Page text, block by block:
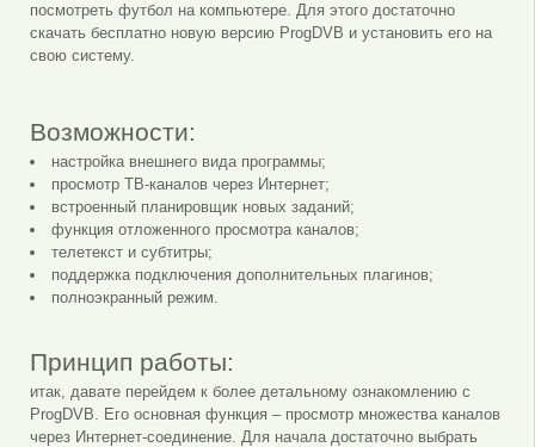
посмотреть футбол на компьютере. Для этого достаточно
скачать бесплатно новую версию ProgDVB и установить его на
свою систему.
Возможности:
настройка внешнего вида программы;
просмотр ТВ-каналов через Интернет;
встроенный планировщик новых заданий;
функция отложенного просмотра каналов;
телетекст и субтитры;
поддержка подключения дополнительных плагинов;
полноэкранный режим.
Принцип работы:
итак, давате перейдем к более детальному ознакомлению с
ProgDVB. Его основная функция – просмотр множества каналов
через Интернет-соединение. Для начала достаточно выбрать